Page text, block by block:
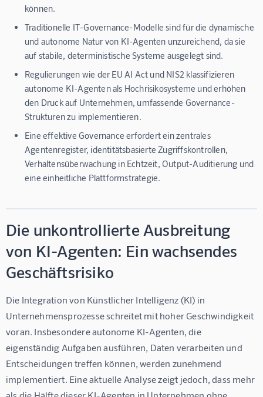
können.
Traditionelle IT-Governance-Modelle sind für die dynamische
und autonome Natur von KI-Agenten unzureichend, da sie
auf stabile, deterministische Systeme ausgelegt sind.
Regulierungen wie der EU AI Act und NIS2 klassifizieren
autonome KI-Agenten als Hochrisikosysteme und erhöhen
den Druck auf Unternehmen, umfassende Governance-
Strukturen zu implementieren.
Eine effektive Governance erfordert ein zentrales
Agentenregister, identitätsbasierte Zugriffskontrollen,
Verhaltensüberwachung in Echtzeit, Output-Auditierung und
eine einheitliche Plattformstrategie.
Die unkontrollierte Ausbreitung
von KI-Agenten: Ein wachsendes
Geschäftsrisiko
Die Integration von Künstlicher Intelligenz (KI) in
Unternehmensprozesse schreitet mit hoher Geschwindigkeit
voran. Insbesondere autonome KI-Agenten, die
eigenständig Aufgaben ausführen, Daten verarbeiten und
Entscheidungen treffen können, werden zunehmend
implementiert. Eine aktuelle Analyse zeigt jedoch, dass mehr
als die Hälfte dieser KI-Agenten in Unternehmen ohne